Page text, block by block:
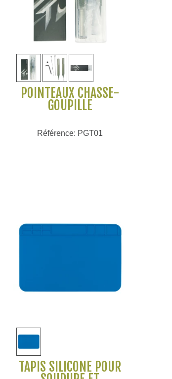
Voir plus
POINTEAUX CHASSE-
GOUPILLE
Référence: PGT01
Voir plus
TAPIS SILICONE POUR